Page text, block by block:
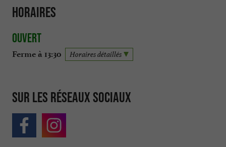
Horaires
Ouvert
Ferme à 13:30 Horaires détaillés
Sur les réseaux sociaux